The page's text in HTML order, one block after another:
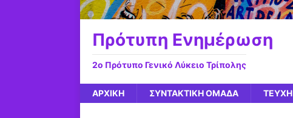
Πρότυπη Ενημέρωση
2ο Πρότυπο Γενικό Λύκειο Τρίπολης
ΑΡΧΙΚΉ ΣΥΝΤΑΚΤΙΚΉ ΟΜΆΔΑ ΤΕΥΧΗ